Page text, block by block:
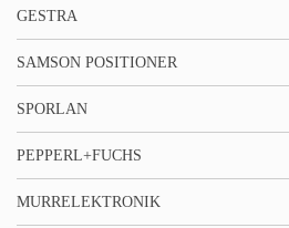
GESTRA
SAMSON POSITIONER
SPORLAN
PEPPERL+FUCHS
MURRELEKTRONIK